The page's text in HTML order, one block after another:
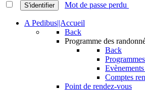
S'identifier Mot de passe perdu
A Pedibus||Accueil
Back
Programme des
Back
Comptes
Point de rendez-vous